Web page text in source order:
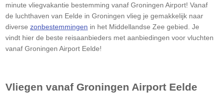
minute vliegvakantie bestemming vanaf Groningen Airport! Vanaf
de luchthaven van Eelde in Groningen vlieg je gemakkelijk naar
diverse zonbestemmingen in het Middellandse Zee gebied. Je
vindt hier de beste reisaanbieders met aanbiedingen voor vluchten
vanaf Groningen Airport Eelde!
Vliegen vanaf Groningen Airport Eelde